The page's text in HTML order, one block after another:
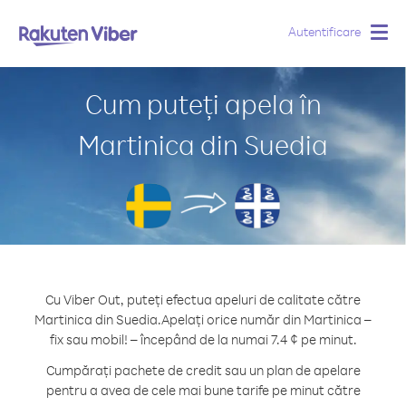
Autentificare
Cum puteți apela în
Martinica din Suedia
Cu Viber Out, puteți efectua apeluri de calitate către
Martinica din Suedia.Apelați orice număr din Martinica –
fix sau mobil! – începând de la numai 7.4 ¢ pe minut.
Cumpărați pachete de credit sau un plan de apelare
pentru a avea de cele mai bune tarife pe minut către